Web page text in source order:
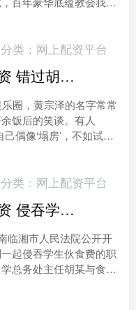
，从不需要“加钱解
与其在G....
分类： 网上配资平台
寻钱网配资 错过胡杏儿、情场浪子黄宗泽，多年未婚的原因，原来是她！_吴卓羲_母亲_林峯
圈，黄宗泽的名字常常
饭后的笑谈。有人
偶像‘塌房’，不如试试
他来说，什么“塌房”之
发....
分类： 网上配资平台
撮合网配资 侵吞学生伙食费近350万元，湖南一中学总务处主任和采购员被判刑_胡某_被告人_临湘市
临湘市人民法院公开开
起侵吞学生伙食费的职
总务处主任胡某与食堂
别贪污学生伙食费240
判....